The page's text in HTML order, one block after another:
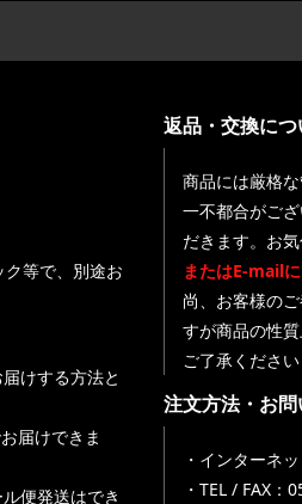
ク等で、別途お
けする方法と
届けできま
便発送はでき
返品・交換につ
商品には厳格
一不都合がご
だきます。お
またはE-mailに
尚、お客様の
すが商品の性
ご了承ください
注文方法・お
・インターネ
・TEL / FAX：